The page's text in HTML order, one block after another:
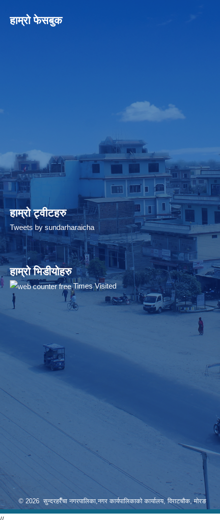
हाम्रो फेसबुक
हाम्रो ट्वीटहरु
Tweets by sundarharaicha
हाम्रो भिडीयोहरु
Times Visited
© 2026 सुन्दरहरैँचा नगरपालिका,नगर कार्यपालिकाको कार्यालय, विराटचौक, मोरङ